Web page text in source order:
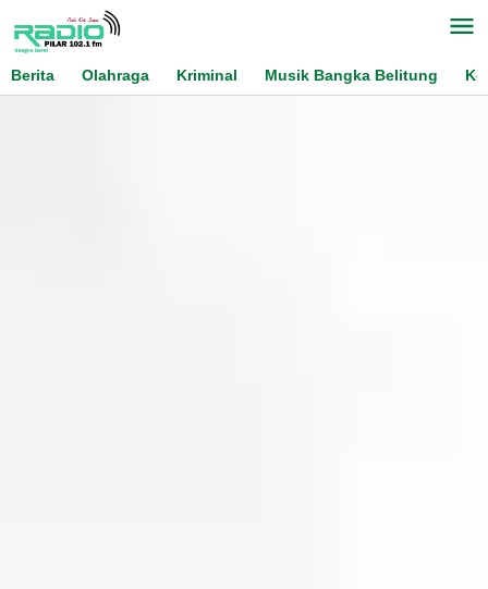
content
Berita
Olahraga Kriminal Musik Bangka Belitung